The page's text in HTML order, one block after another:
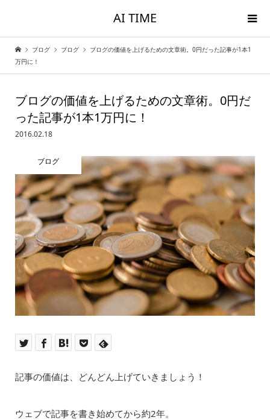
AI TIME
ブログ ブログ
ブログの価値を上げるための文章術。0円だった記事が1本1
万円に！
ブログの価値を上げるための文章術。0円だ
った記事が1本1万円に！
2016.02.18
ブログ
記事の価値は、どんどん上げていきましょう！
ウェブで記事を書き始めてから約2年。